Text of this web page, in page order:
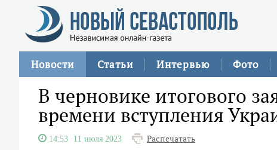
Новости Статьи Интервью Фото
В черновике итогового
времени вступления
14:53 11 июля 2023 Распечатать